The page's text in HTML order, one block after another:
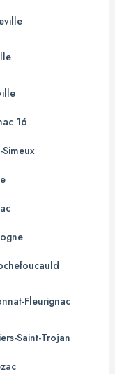
16
Simeux
Fleurignac
Saint-Trojan